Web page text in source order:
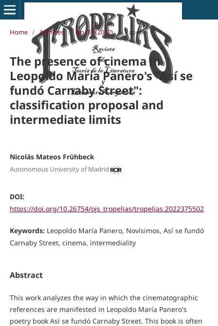
Home / Archives / No. 37 (2022) / Papers
The presence of cinema in
Leopoldo María Panero's "Así se
fundó Carnaby Street":
classification proposal and
intermediate limits
Nicolás Mateos Frühbeck
Autonomous University of Madrid
DOI:
https://doi.org/10.26754/ojs_tropelias/tropelias.2022375502
Keywords: Leopoldo María Panero, Novísimos, Así se fundó
Carnaby Street, cinema, intermediality
Abstract
This work analyzes the way in which the cinematographic
references are manifested in Leopoldo María Panero's
poetry book Así se fundó Carnaby Street. This book is often